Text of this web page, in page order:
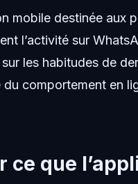
mobile destinée aux
l’activité sur
les habitudes de
du comportement en
ce que